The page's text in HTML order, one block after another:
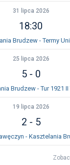
31 lipca 2026
18:30
Brudzew - Termy
25 lipca 2026
5- 0
Brudzew - Tur 1921 II
19 lipca 2026
2 - 5
- Kasztelania